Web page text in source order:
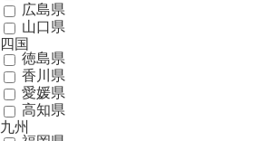
広島県
山口県
四国
徳島県
香川県
愛媛県
高知県
九州